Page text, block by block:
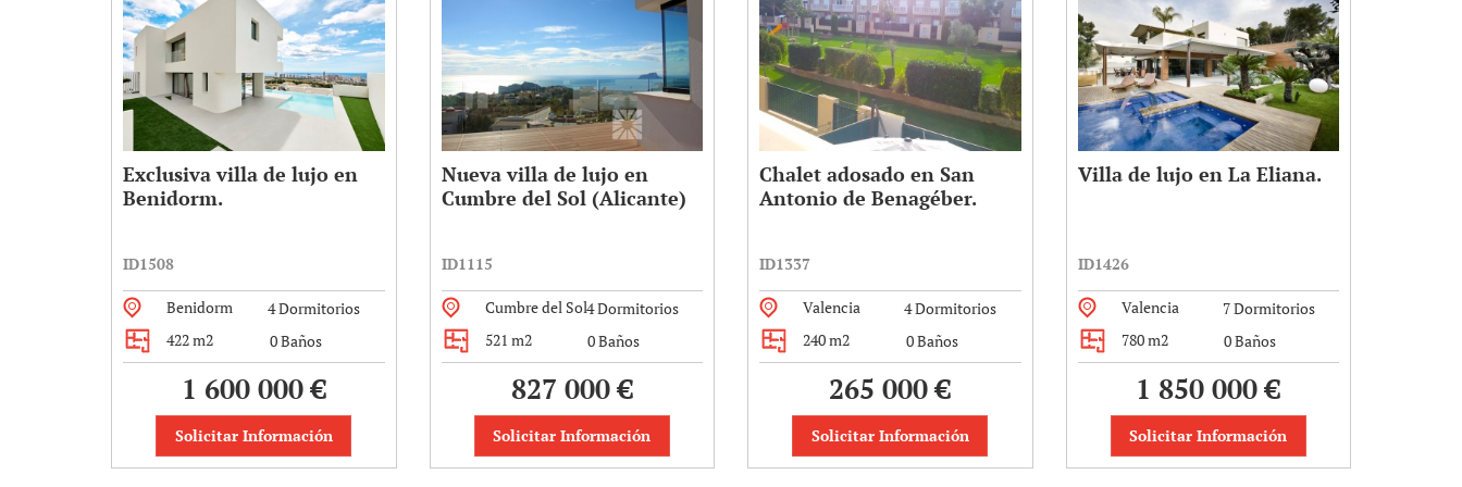
Exclusiva villa de lujo en
Benidorm.
ID1508
Benidorm
4 Dormitorios
422 m2
0 Baños
1 600 000 €
Solicitar Información
Nueva villa de lujo en
Cumbre del Sol (Alicante)
ID1115
Cumbre del Sol4 Dormitorios
521 m2
0 Baños
827 000 €
Solicitar Información
Chalet adosado en San
Antonio de Benagéber.
ID1337
Valencia
4 Dormitorios
240 m2
0 Baños
265 000 €
Solicitar Información
Villa de lujo en La Eliana.
ID1426
Valencia
7 Dormitorios
780 m2
0 Baños
1 850 000 €
Solicitar Información